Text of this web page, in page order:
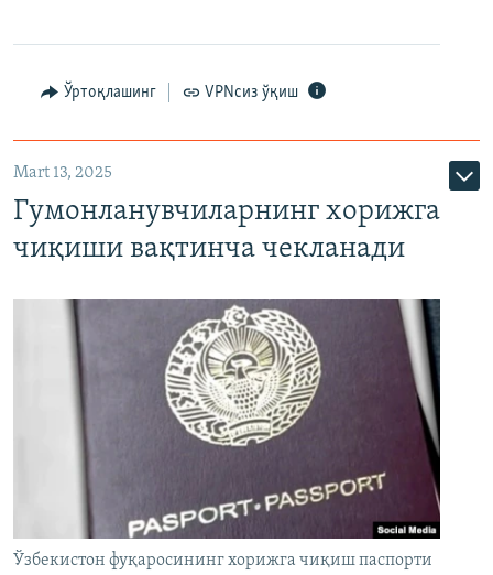
Ўртоқлашинг VPNсиз ўқиш
Mart 13, 2025
Гумонланувчиларнинг хорижга
чиқиши вақтинча чекланади
Ўзбекистон фуқаросининг хорижга чиқиш паспорти